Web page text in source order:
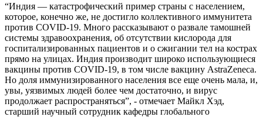
“Индия — катастрофический пример страны с населением,
которое, конечно же, не достигло коллективного иммунитета
против COVID-19. Много рассказывают о развале тамошней
системы здравоохранения, об отсутствии кислорода для
госпитализированных пациентов и о сжигании тел на кострах
прямо на улицах. Индия производит широко использующиеся
вакцины против COVID-19, в том числе вакцину AstraZeneca.
Но доля иммунизированного населения все еще очень мала, и,
увы, уязвимых людей более чем достаточно, и вирус
продолжает распространяться”, - отмечает Майкл Хэд,
старший научный сотрудник кафедры глобального